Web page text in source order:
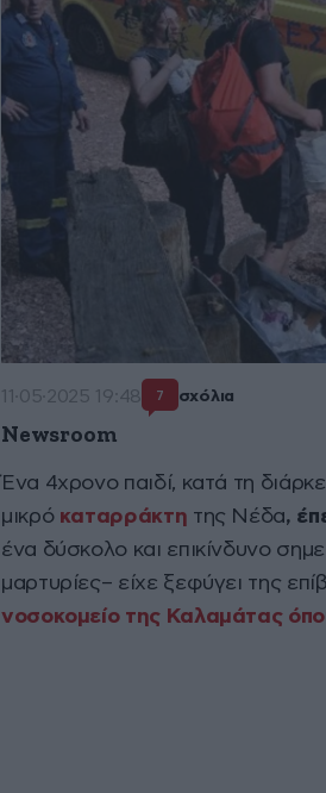
11·05·2025 19:48 7 σχόλια
Newsroom
Ένα 4χρονο παιδί, κατά τη
μικρό καταρράκτη της Νέδα,
ένα δύσκολο και επικίνδυνο
μαρτυρίες– είχε ξεφύγει της
νοσοκομείο της Καλαμάτας